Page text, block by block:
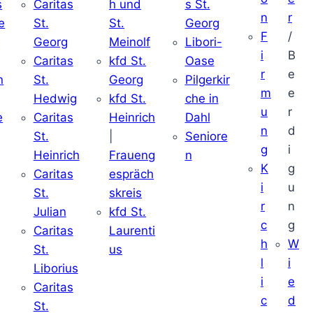
Caritas
St.
Georg
Caritas
St.
Hedwig
Caritas
St.
Heinrich
Caritas
St.
Julian
Caritas
St.
Liborius
Caritas
St.
h und
St.
Meinolf
kfd St.
Georg
kfd St.
Heinrich
Fraueng
espräch
skreis
kfd St.
Laurenti
us
s St.
Georg
Libori-
Oase
Pilgerkir
che in
Dahl
Seniore
n
n
F
i
r
m
u
n
g
K
i
r
c
h
l
i
c
r
/
B
e
e
r
d
i
g
u
n
g
W
i
e
d